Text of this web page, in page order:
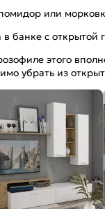
или
банке с открытой
этого
убрать из